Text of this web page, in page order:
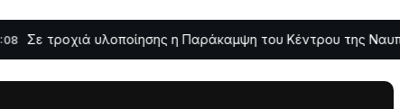
υλοποίησης η Παράκαμψη του Κέντρου της Ναυπάκτου11:11